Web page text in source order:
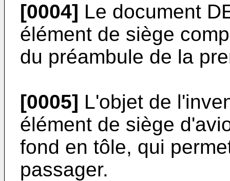
[0004] Le document
élément de siège
du préambule de la
[0005] L'objet de
élément de siège
fond en tôle, qui
passager.